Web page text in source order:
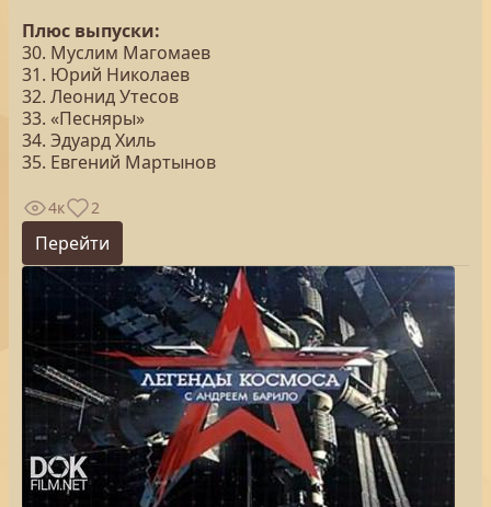
Плюс выпуски:
30. Муслим Магомаев
31. Юрий Николаев
32. Леонид Утесов
33. «Песняры»
34. Эдуард Хиль
35. Евгений Мартынов
4к 2
Перейти